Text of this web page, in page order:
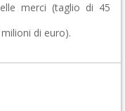
merci (taglio di 45
di euro).